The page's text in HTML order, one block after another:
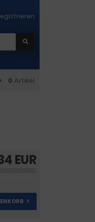
0 Artikel
EUR
Versandkosten